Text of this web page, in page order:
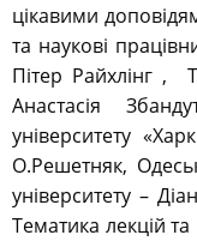
цікавими
та наукові
Пітер Райхлінг ,
Анастасія
університету
О.Решетняк,
університету –
Тематика лекцій